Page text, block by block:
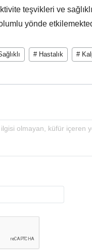
teşvikleri ve
yönde
# Hastalık #